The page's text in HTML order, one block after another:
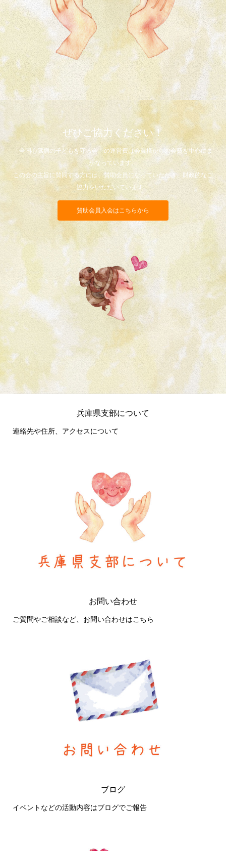
ぜひご協力ください！
「全国心臓病の子どもを守る会」の運営費は会員様からの会費を中心にま
かなっています。
この会の主旨に賛同する方には、賛助会員になっていただき、財政的なご
協力をいただいています。
賛助会員入会はこちらから
兵庫県支部について
連絡先や住所、アクセスについて
お問い合わせ
ご質問やご相談など、お問い合わせはこちら
ブログ
イベントなどの活動内容はブログでご報告